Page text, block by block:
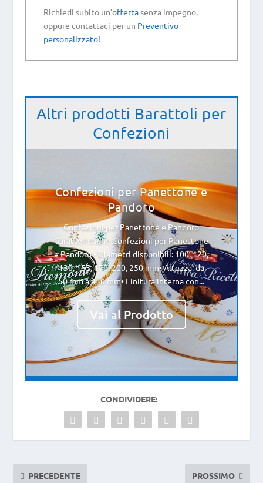
Richiedi subito un’offertasenza impegno,
oppure contattaci per un Preventivo
personalizzato!
Altri prodotti Barattoli per
Confezioni
Confezioni per Panettone e
Pandoro
Confezioni per Panettone e Pandoro
Caratteristiche Confezioni per Panettone
e Pandoro • Diametri disponibili: 100, 120,
130, 155, 170, 200, 250 mm• Altezza: da
50 mm a 450 mm• Finitura interna con...
Vai al Prodotto
CONDIVIDERE:
PRECEDENTE PROSSIMO